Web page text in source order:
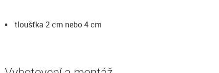
tloušťka 2 cm nebo 4 cm